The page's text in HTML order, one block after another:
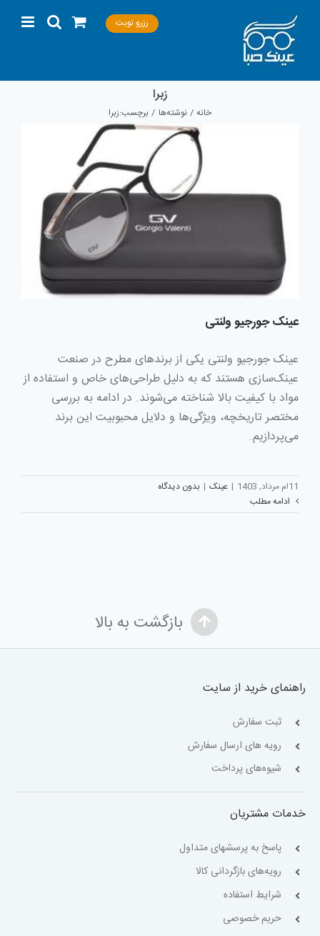
content
رزرو نوبت
زبرا
خانه نوشته‌ها برچسب:زبرا
عینک‌ جورجیو ولنتی
عینک‌ جورجیو ولنتی یکی از برندهای مطرح در صنعت
عینک‌سازی هستند که به دلیل طراحی‌های خاص و استفاده از
مواد با کیفیت بالا شناخته می‌شوند. در ادامه به بررسی
مختصر تاریخچه، ویژگی‌ها و دلایل محبوبیت این برند
می‌پردازیم.
11ام مرداد, 1403 | عینک | بدون دیدگاه
ادامه مطلب
بازگشت به بالا
راهنمای خرید از سایت
ثبت سفارش
رویه های ارسال سفارش
شیوه‌های پرداخت
خدمات مشتریان
پاسخ به پرسشهای متداول
رویه‌های بازگردانی کالا
شرایط استفاده
حریم خصوصی